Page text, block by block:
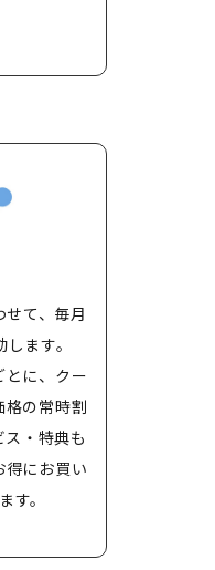
て、毎月
ます。
とに、クー
格の常時割
・特典も
得にお買い
す。